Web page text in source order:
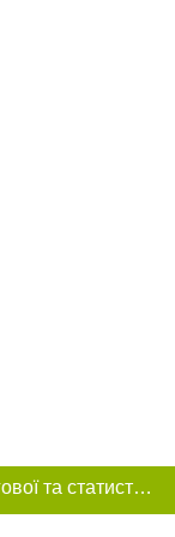
Цей сайт використовує «cookies». Також веб-сайт використовує інтернет-сервіс для збору технічних даних стосовно відвідувачів з метою отримання маркетингової та статистичної інформації. Умови обробки даних відвідувачів сайту див.